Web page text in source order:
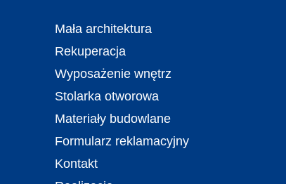
Mała architektura
Rekuperacja
Wyposażenie wnętrz
Stolarka otworowa
Materiały budowlane
Formularz reklamacyjny
Kontakt